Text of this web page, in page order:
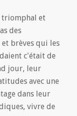
triomphal et
des
brèves qui les
c'était de
jour, leur
avec une
dans leur
vivre de